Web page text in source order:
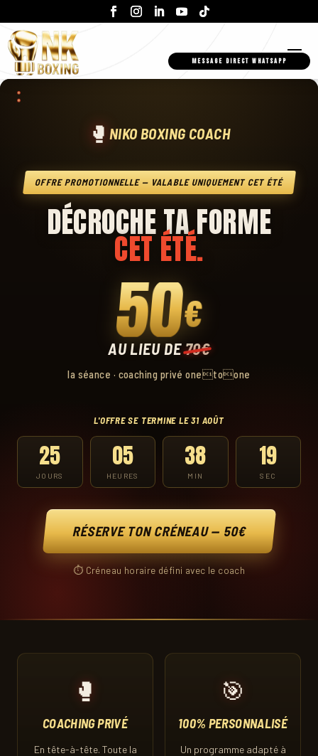
MESSAGE DIRECT WHATSAPP
🥊 NIKO BOXING COACH
OFFRE PROMOTIONNELLE — VALABLE UNIQUEMENT CET ÉTÉ
DÉCROCHE TA FORME
CET ÉTÉ.
50€
AU LIEU DE70€
la séance · coaching privé onetoone
L'OFFRE SE TERMINE LE 31 AOÛT
25
JOURS
05
HEURES
38
MIN
18
SEC
RÉSERVE TON CRÉNEAU — 50€
⏱ Créneau horaire défini avec le coach
🥊
COACHING PRIVÉ
En tête-à-tête. Toute la
🎯
100% PERSONNALISÉ
Un programme adapté à